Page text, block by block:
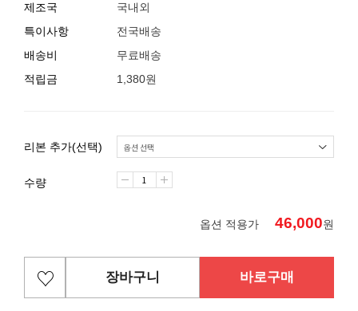
제조국
국내외
특이사항
전국배송
배송비
무료배송
적립금
1,380원
리본 추가(선택)
수량
옵션 적용가 46,000원
장바구니 바로구매